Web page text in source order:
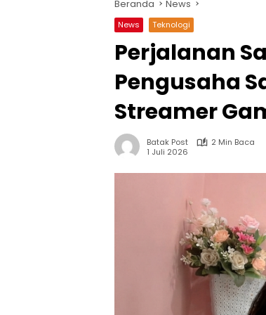
Beranda News
News Teknologi
Perjalanan
Pengusaha
Streamer
Batak Post
2 Min Baca
1 Juli 2026